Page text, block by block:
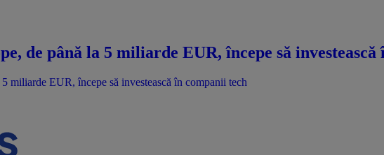
de până la 5 miliarde EUR, începe să